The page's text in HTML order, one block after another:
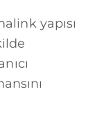
yapısı